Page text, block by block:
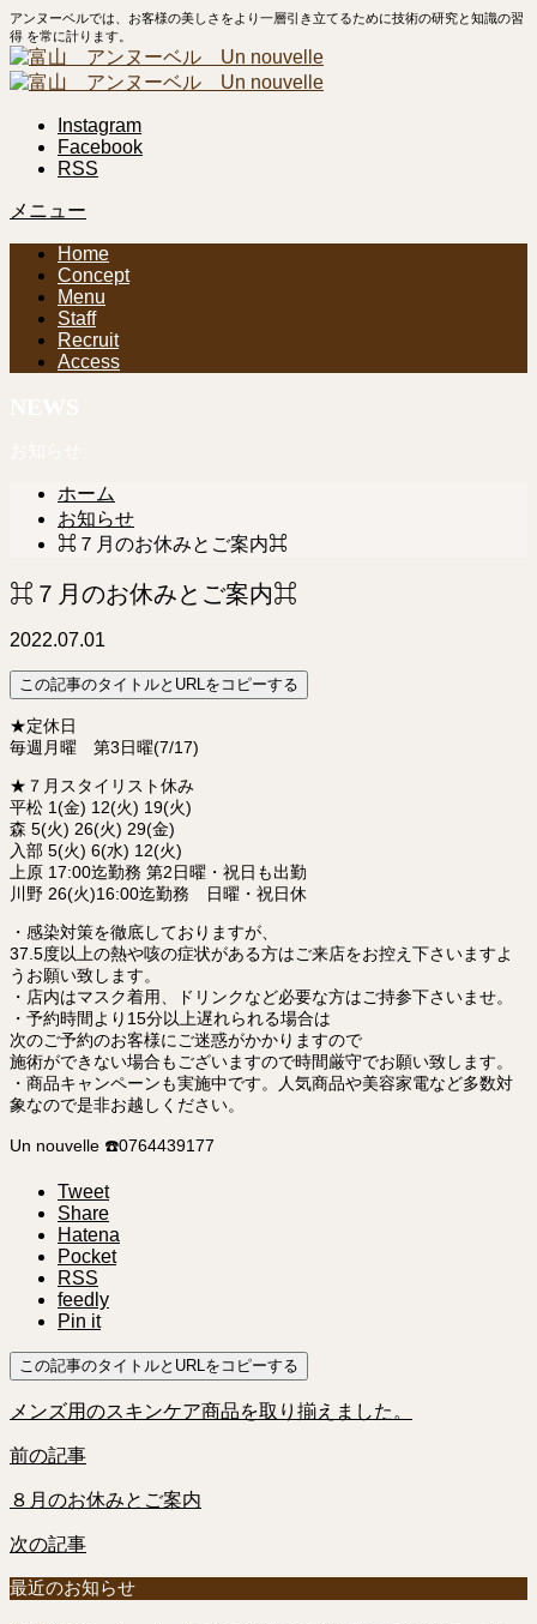
アンヌーベルでは、お客様の美しさをより一層引き立てるために技術の研究と知識の習
得 を常に計ります。
Instagram
Facebook
RSS
メニュー
Home
Concept
Menu
Staff
Recruit
Access
ホーム
お知らせ
⌘７月のお休みとご案内⌘
⌘７月のお休みとご案内⌘
2022.07.01
この記事のタイトルとURLをコピーする
★定休日
毎週月曜 第3日曜(7/17)
★７月スタイリスト休み
平松 1(金) 12(火) 19(火)
森 5(火) 26(火) 29(金)
入部 5(火) 6(水) 12(火)
上原 17:00迄勤務 第2日曜・祝日も出勤
川野 26(火)16:00迄勤務 日曜・祝日休
・感染対策を徹底しておりますが、
37.5度以上の熱や咳の症状がある方はご来店をお控え下さいますよ
うお願い致します。
・店内はマスク着用、ドリンクなど必要な方はご持参下さいませ。
・予約時間より15分以上遅れられる場合は
次のご予約のお客様にご迷惑がかかりますので
施術ができない場合もございますので時間厳守でお願い致します。
・商品キャンペーンも実施中です。人気商品や美容家電など多数対
象なので是非お越しください。
Un nouvelle ☎️0764439177
Tweet
Share
Hatena
Pocket
RSS
feedly
Pin it
この記事のタイトルとURLをコピーする
メンズ用のスキンケア商品を取り揃えました。
前の記事
８月のお休みとご案内
次の記事
最近のお知らせ